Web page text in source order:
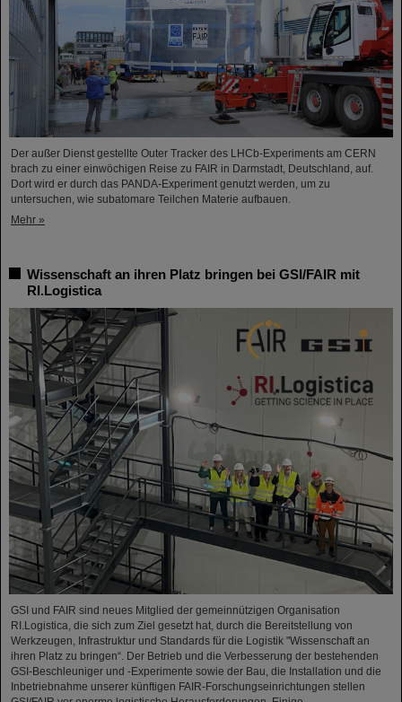
Der außer Dienst gestellte Outer Tracker des LHCb-Experiments am CERN
brach zu einer einwöchigen Reise zu FAIR in Darmstadt, Deutschland, auf.
Dort wird er durch das PANDA-Experiment genutzt werden, um zu
untersuchen, wie subatomare Teilchen Materie aufbauen.
Mehr »
Wissenschaft an ihren Platz bringen bei GSI/FAIR mit
RI.Logistica
GSI und FAIR sind neues Mitglied der gemeinnützigen Organisation
RI.Logistica, die sich zum Ziel gesetzt hat, durch die Bereitstellung von
Werkzeugen, Infrastruktur und Standards für die Logistik "Wissenschaft an
ihren Platz zu bringen“. Der Betrieb und die Verbesserung der bestehenden
GSI-Beschleuniger und -Experimente sowie der Bau, die Installation und die
Inbetriebnahme unserer künftigen FAIR-Forschungseinrichtungen stellen